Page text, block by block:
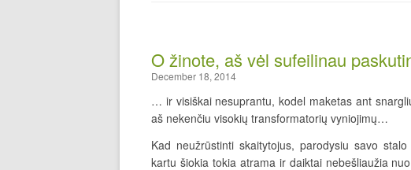
O žinote, aš vėl sufeilinau
December 18, 2014
… ir visiškai nesuprantu, kodel maketas ant
aš nekenčiu visokių transformatorių vyniojimų…
Kad neužrūstinti skaitytojus, parodysiu savo
kartu šiokia tokia atrama ir daiktai nebešliaužia